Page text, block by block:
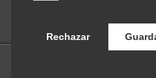
Rechazar